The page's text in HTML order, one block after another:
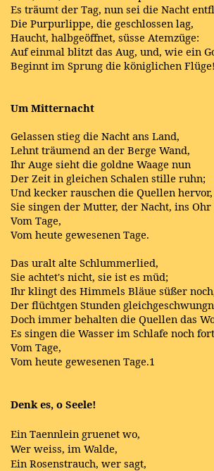
Es träumt der Tag, nun sei die Nacht
Die Purpurlippe, die geschlossen lag,
Haucht, halbgeöffnet, süsse Atemzüge:
Auf einmal blitzt das Aug, und, wie ein
Beginnt im Sprung die königlichen Flüge!
Um Mitternacht
Gelassen stieg die Nacht ans Land,
Lehnt träumend an der Berge Wand,
Ihr Auge sieht die goldne Waage nun
Der Zeit in gleichen Schalen stille ruhn;
Und kecker rauschen die Quellen hervor,
Sie singen der Mutter, der Nacht, ins Ohr
Vom Tage,
Vom heute gewesenen Tage.
Das uralt alte Schlummerlied,
Sie achtet's nicht, sie ist es müd;
Ihr klingt des Himmels Bläue süßer
Der flüchtgen Stunden
Doch immer behalten die Quellen das
Es singen die Wasser im Schlafe noch fort
Vom Tage,
Vom heute gewesenen Tage.1
Denk es, o Seele!
Ein Taennlein gruenet wo,
Wer weiss, im Walde,
Ein Rosenstrauch, wer sagt,